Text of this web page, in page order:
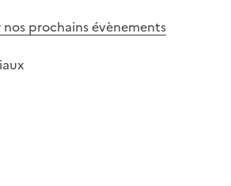
nos prochains évènements